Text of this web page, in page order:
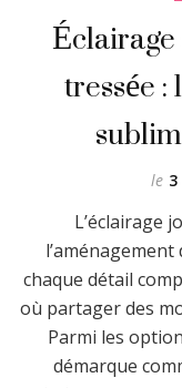
tressée
le
L’éclairage
chaque détail
où partager des
Parmi les
démarque